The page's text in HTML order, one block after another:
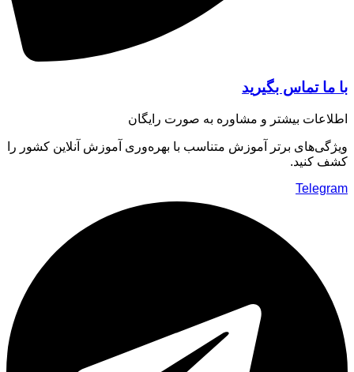
تماس بگیرید
بیشتر و مشاوره به صورت رایگان
برتر آموزش متناسب با بهره‌وری آموزش آنلاین کشور را
کنید.